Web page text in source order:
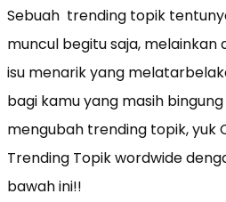
Sebuah trending topik
muncul begitu saja, melainkan
isu menarik yang
bagi kamu yang masih
mengubah trending topik, yuk
Trending Topik wordwide
bawah ini!!